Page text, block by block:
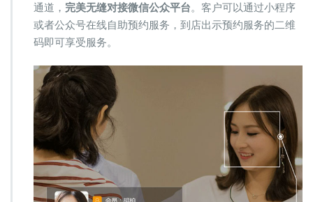
通道， 完美无缝对接微信公众平台。客户可以通过小程序
或者公众号在线自助预约服务，到店出示预约服务的二维
码即可享受服务。